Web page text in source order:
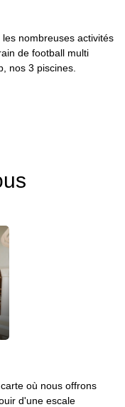
nombreuses activités
de football multi
nos 3 piscines.
où nous offrons
d'une escale